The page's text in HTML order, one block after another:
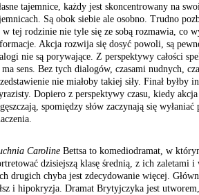
tajemnice, każdy jest skoncentrowany na
Są obok siebie ale osobno. Trudno
w tej rodzinie nie tyle się ze sobą rozmawia, co
Akcja rozwija się dosyć powoli, są
nie są porywające. Z perspektywy całości
sens. Bez tych dialogów, czasami nudnych,
nie miałoby takiej siły. Finał byłby
Dopiero z perspektywy czasu, kiedy
spomiędzy słów zaczynają się
Caroline Bettsa to komediodramat, w
dzisiejszą klasę średnią, z ich zaletami i
drugich chyba jest zdecydowanie więcej.
i hipokryzja. Dramat Brytyjczyka jest